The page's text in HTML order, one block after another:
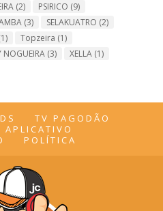
(2) PSIRICO (9)
(3) SELAKUATRO (2)
Topzeira (1)
NOGUEIRA(3) XELLA(1)
TV PAGODÃO
APLICATIVO
POLÍTICA